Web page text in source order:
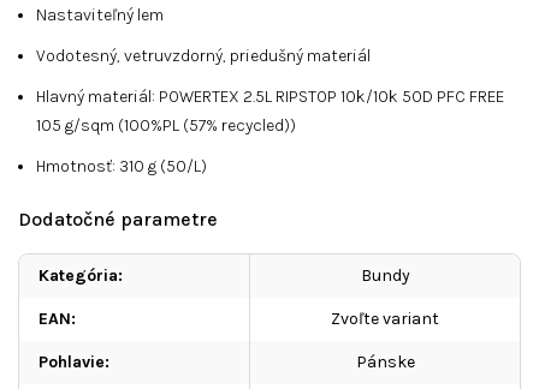
Nastaviteľný lem
Vodotesný, vetruvzdorný, priedušný materiál
Hlavný materiál: POWERTEX 2.5L RIPSTOP 10k/10k 50D PFC FREE
105 g/sqm (100%PL (57% recycled))
Hmotnosť: 310 g (50/L)
Dodatočné parametre
Kategória: Bundy
EAN: Zvoľte variant
Pohlavie: Pánske